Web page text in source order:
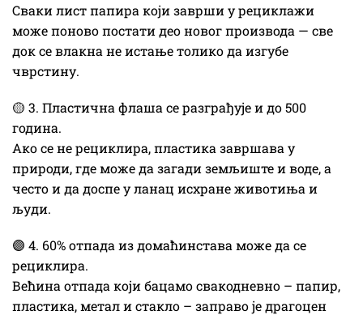
Сваки лист папира који заврши у рециклажи
може поново постати део новог производа — све
док се влакна не истање толико да изгубе
чврстину.
🟡 3. Пластична флаша се разграђује и до 500
година.
Ако се не рециклира, пластика завршава у
природи, где може да загади земљиште и воде, а
често и да доспе у ланац исхране животиња и
људи.
🟣 4. 60% отпада из домаћинстава може да се
рециклира.
Већина отпада који бацамо свакодневно – папир,
пластика, метал и стакло – заправо је драгоцен